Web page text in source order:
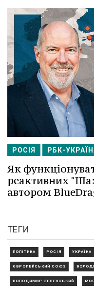
РОСІЯ РБК-
Як
реактивних
автором
ТЕГИ
ПОЛІТИКА РОСІЯ УКРАЇНА
ЄВРОПЕЙСЬКИЙ СОЮЗ
ВОЛОДИМИР ЗЕЛЕНСЬКИЙ